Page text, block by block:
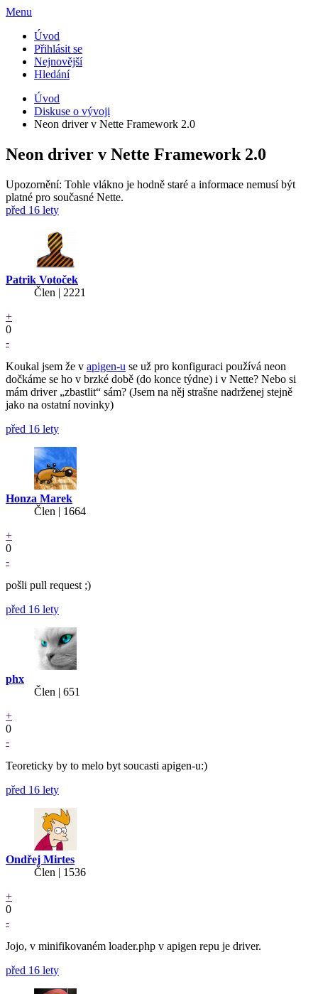
Menu
Úvod
Přihlásit se
Nejnovější
Hledání
Úvod
Diskuse o vývoji
Neon driver v Nette Framework 2.0
Neon driver v Nette Framework 2.0
Upozornění: Tohle vlákno je hodně staré a informace nemusí být
platné pro současné Nette.
před 16 lety
Patrik Votoček
Člen | 2221
+
0
-
Koukal jsem že v apigen-u se už pro konfiguraci používá neon
dočkáme se ho v brzké době (do konce týdne) i v Nette? Nebo si
mám driver „zbastlit“ sám? (Jsem na něj strašne nadrženej stejně
jako na ostatní novinky)
před 16 lety
Honza Marek
Člen | 1664
+
0
-
pošli pull request ;)
před 16 lety
phx
Člen | 651
+
0
-
Teoreticky by to melo byt soucasti apigen-u:)
před 16 lety
Ondřej Mirtes
Člen | 1536
+
0
-
Jojo, v minifikovaném loader.php v apigen repu je driver.
před 16 lety